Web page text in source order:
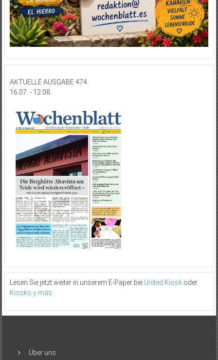
AKTUELLE AUSGABE 474
16.07. - 12.08.
Lesen Sie jetzt weiter in unserem E-Paper bei United Kioskoder
Kiosko y más.
Über uns